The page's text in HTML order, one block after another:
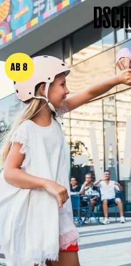
PROGRAMM
Spielplan
Vorstellungen
Festivals
Wild & Schön Festival
Gastspiele
Extras
Available for Touring
Archiv
MITSPIELEN
AB 8